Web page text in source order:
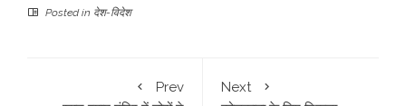
Posted in देश-विदेश
Prev
Next